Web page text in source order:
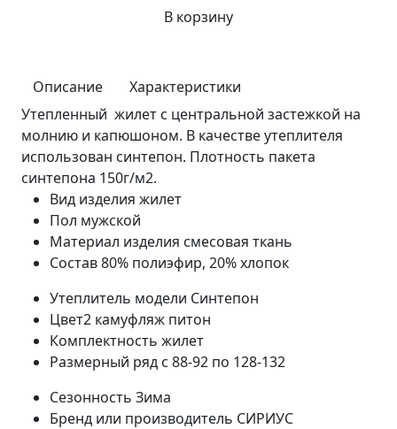
В корзину
Описание
Характеристики
Утепленный жилет с центральной застежкой на
молнию и капюшоном. В качестве утеплителя
использован синтепон. Плотность пакета
синтепона 150г/м2.
Вид изделия жилет
Пол мужской
Материал изделия смесовая ткань
Состав80% полиэфир, 20% хлопок
Утеплитель модели Синтепон
Цвет2 камуфляж питон
Комплектность жилет
Размерный ряд с 88-92 по 128-132
Сезонность Зима
Бренд или производитель СИРИУС